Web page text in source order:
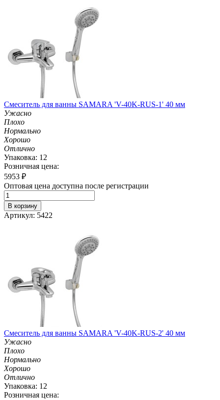
Смеситель для ванны SAMARA 'V-40K-RUS-1' 40 мм
Ужасно
Плохо
Нормально
Хорошо
Отлично
Упаковка: 12
Розничная цена:
5953 ₽
Оптовая цена доступна после регистрации
В корзину
Артикул: 5422
Смеситель для ванны SAMARA 'V-40K-RUS-2' 40 мм
Ужасно
Плохо
Нормально
Хорошо
Отлично
Упаковка: 12
Розничная цена: